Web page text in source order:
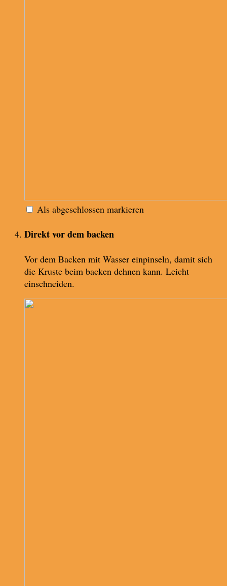
Als abgeschlossen markieren
Direkt vor dem backen
Vor dem Backen mit Wasser einpinseln, damit sich
die Kruste beim backen dehnen kann. Leicht
einschneiden.